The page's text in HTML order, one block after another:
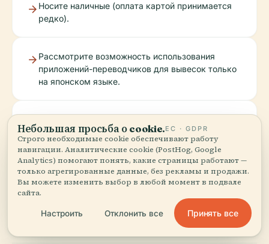
Носите наличные (оплата картой принимается
редко).
Рассмотрите возможность использования
приложений-переводчиков для вывесок только
на японском языке.
может быть закрыта из-за сильного дождя или
снега.
Поддерживайте местный бизнес, обедая или
совершая покупки поблизости.
Небольшая просьба о cookie.ЕС · GDPR
Строго необходимые cookie обеспечивают работу
навигации. Аналитические cookie (PostHog, Google
Analytics) помогают понять, какие страницы работают —
только агрегированные данные, без рекламы и продажи.
Вы можете изменить выбор в любой момент в подвале
сайта.
Настроить Отклонить все Принять все